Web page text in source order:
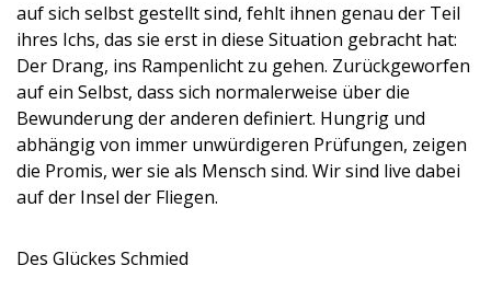
auf sich selbst gestellt sind, fehlt ihnen genau der Teil
ihres Ichs, das sie erst in diese Situation gebracht hat:
Der Drang, ins Rampenlicht zu gehen. Zurückgeworfen
auf ein Selbst, dass sich normalerweise über die
Bewunderung der anderen definiert. Hungrig und
abhängig von immer unwürdigeren Prüfungen, zeigen
die Promis, wer sie als Mensch sind. Wir sind live dabei
auf der Insel der Fliegen.
Des Glückes Schmied